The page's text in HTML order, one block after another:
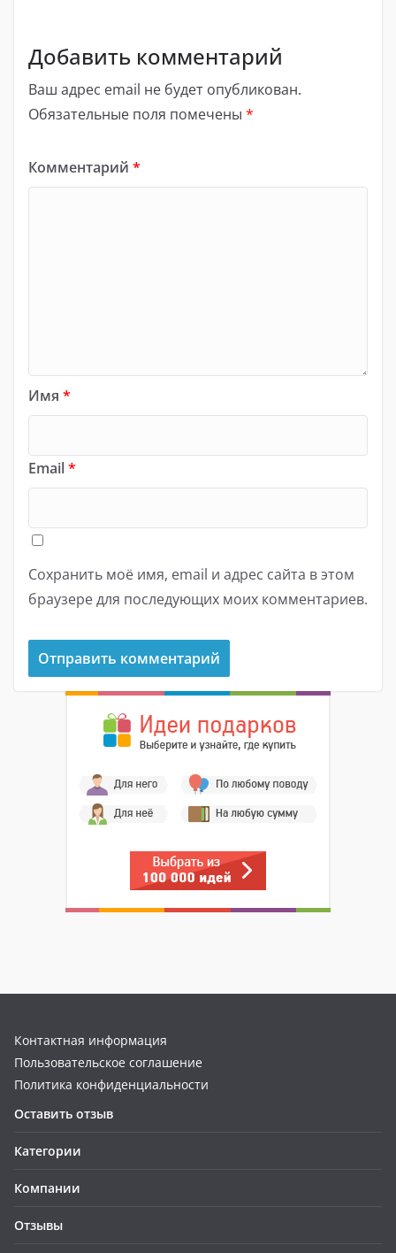
Добавить комментарий
Ваш адрес email не будет опубликован.
Обязательные поля помечены *
Комментарий *
Имя *
Email*
Сохранить моё имя, email и адрес сайта в этом
браузере для последующих моих комментариев.
Контактная информация
Пользовательское соглашение
Политика конфиденциальности
Оставить отзыв
Категории
Компании
Отзывы